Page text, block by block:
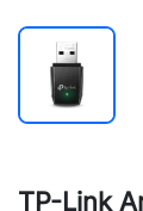
TP-Link